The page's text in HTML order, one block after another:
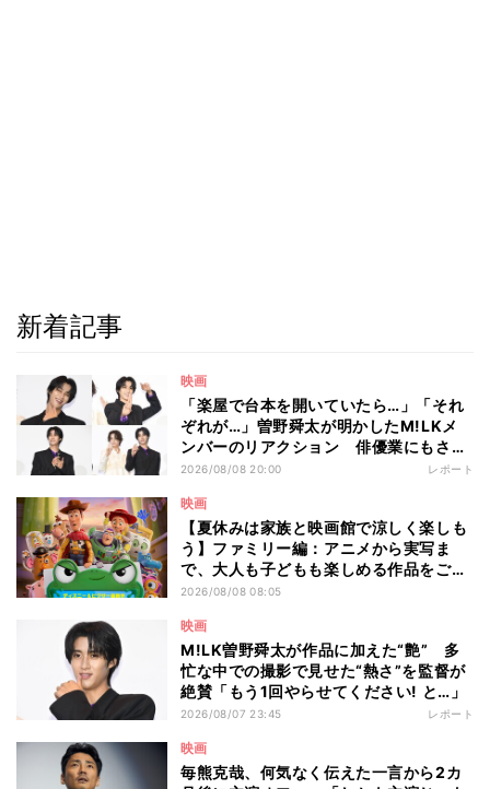
新着記事
映画
「楽屋で台本を開いていたら…」「それ
ぞれが…」曽野舜太が明かしたM!LKメ
ンバーのリアクション 俳優業にもさら
なる意欲
2026/08/08 20:00 レポート
映画
【夏休みは家族と映画館で涼しく楽しも
う】ファミリー編：アニメから実写ま
で、大人も子どもも楽しめる作品をご紹
介 - 編集部が注目する最新映画5選
2026/08/08 08:05
映画
M!LK曽野舜太が作品に加えた“艶” 多
忙な中での撮影で見せた“熱さ”を監督が
絶賛「もう1回やらせてください! と…」
2026/08/07 23:45 レポート
映画
毎熊克哉、何気なく伝えた一言から2カ